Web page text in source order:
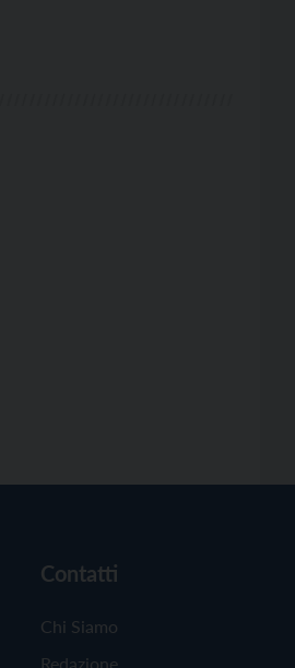
Contatti
Chi Siamo
Redazione